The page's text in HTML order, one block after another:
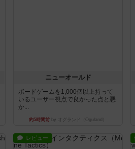
ニューオールド
ボードゲームを1,000個以上持って
いるユーザー視点で良かった点と悪
か...
約5時間前 by オグランド（Oguland）
レビュー